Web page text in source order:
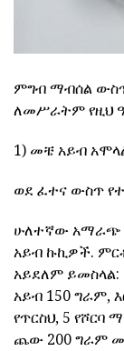
ምግብ ማብሰል
ለመሥራትም የዚህ
1) መቼ አይብ
ወደ ፈተና ውስጥ
ሁለተኛው አማራጭ
አይብ ኩኪዎች.
አይደለም ይመስላል:
አይብ 150 ግራም,
የጥርስህ, 5 የሾርባ
ጨው 200 ግራም